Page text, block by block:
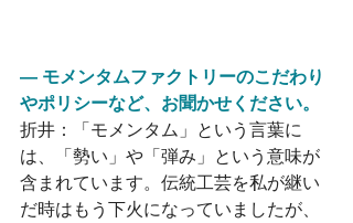
― モメンタムファクトリーのこだわり
やポリシーなど、お聞かせください。
折井：「モメンタム」という言葉に
は、「勢い」や「弾み」という意味が
含まれています。伝統工芸を私が継い
だ時はもう下火になっていましたが、